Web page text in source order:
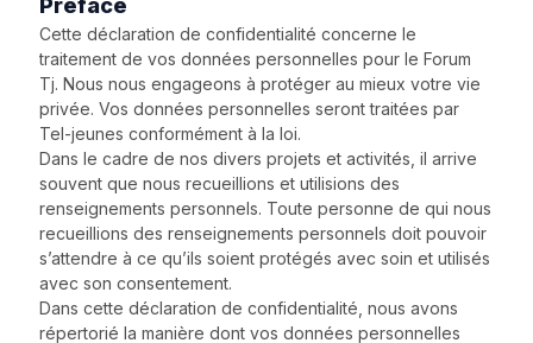
Préface
Cette déclaration de confidentialité concerne le
traitement de vos données personnelles pour le Forum
Tj. Nous nous engageons à protéger au mieux votre vie
privée. Vos données personnelles seront traitées par
Tel-jeunes conformément à la loi.
Dans le cadre de nos divers projets et activités, il arrive
souvent que nous recueillions et utilisions des
renseignements personnels. Toute personne de qui nous
recueillions des renseignements personnels doit pouvoir
s’attendre à ce qu’ils soient protégés avec soin et utilisés
avec son consentement.
Dans cette déclaration de confidentialité, nous avons
répertorié la manière dont vos données personnelles